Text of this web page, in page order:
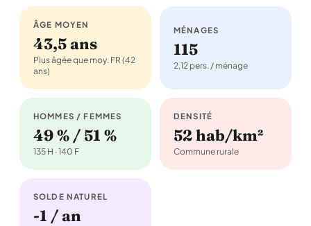
ÂGE MOYEN
43,5 ans
Plus âgée que moy. FR (42
ans)
MÉNAGES
115
2,12 pers. / ménage
HOMMES / FEMMES
49 % / 51 %
135 H · 140 F
DENSITÉ
52 hab/km²
Commune rurale
SOLDE NATUREL
-1 / an